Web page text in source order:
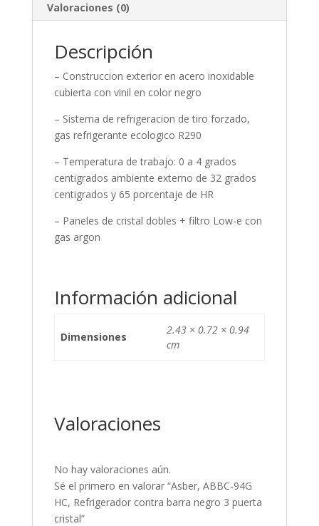
Valoraciones (0)
Descripción
– Construccion exterior en acero inoxidable
cubierta con vinil en color negro
– Sistema de refrigeracion de tiro forzado,
gas refrigerante ecologico R290
– Temperatura de trabajo: 0 a 4 grados
centigrados ambiente externo de 32 grados
centigrados y 65 porcentaje de HR
– Paneles de cristal dobles + filtro Low-e con
gas argon
Información adicional
Dimensiones
2.43 × 0.72 × 0.94
cm
Valoraciones
No hay valoraciones aún.
Sé el primero en valorar “Asber, ABBC-94G
HC, Refrigerador contra barra negro 3 puerta
cristal”